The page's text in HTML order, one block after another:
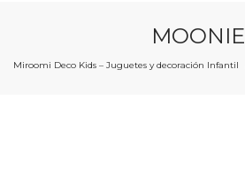
MOONIE
Miroomi Deco Kids – Juguetes y decoración Infantil